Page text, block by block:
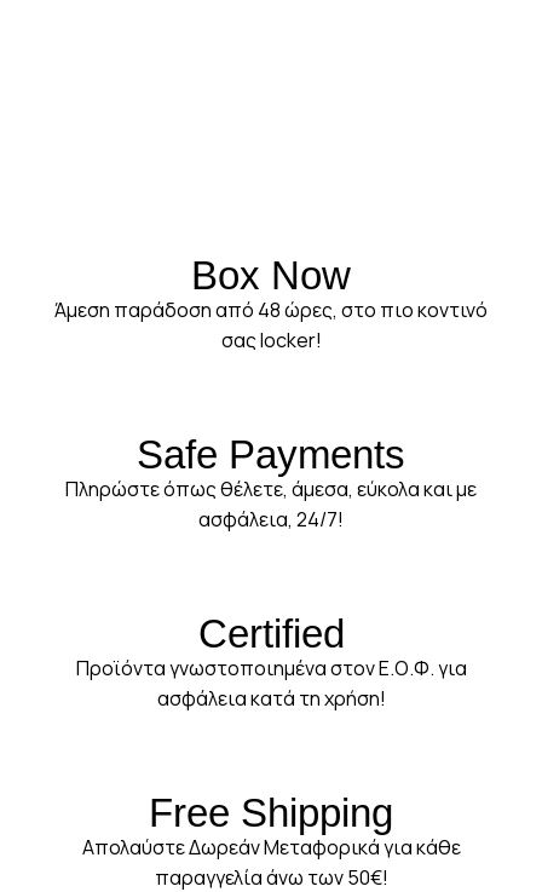
Box Now
Άμεση παράδοση από 48 ώρες, στο πιο κοντινό
σας locker!
Safe Payments
Πληρώστε όπως θέλετε, άμεσα, εύκολα και με
ασφάλεια, 24/7!
Certified
Προϊόντα γνωστοποιημένα στον Ε.Ο.Φ. για
ασφάλεια κατά τη χρήση!
Free Shipping
Απολαύστε Δωρεάν Μεταφορικά για κάθε
παραγγελία άνω των 50€!